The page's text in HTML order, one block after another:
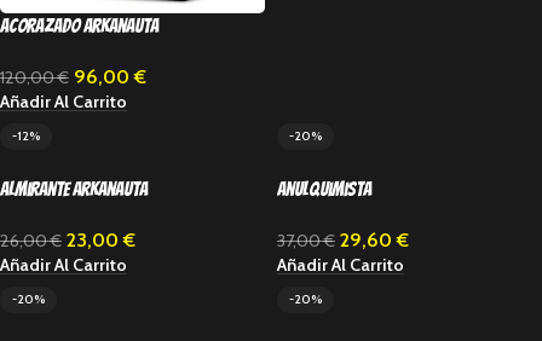
Acorazado Arkanauta
120,00€ 96,00€
Añadir Al Carrito
-12%
Almirante Arkanauta
26,00€ 23,00€
Añadir Al Carrito
-20%
Anulquimista
37,00€ 29,60€
Añadir Al Carrito
-20% -20%